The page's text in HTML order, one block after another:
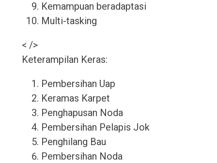
Kemampuan beradaptasi
Multi-tasking
< />
Keterampilan Keras:
Pembersihan Uap
Keramas Karpet
Penghapusan Noda
Pembersihan Pelapis Jok
Penghilang Bau
Pembersihan Noda